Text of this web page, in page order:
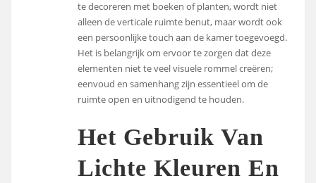
te decoreren met boeken of planten, wordt niet
alleen de verticale ruimte benut, maar wordt ook
een persoonlijke touch aan de kamer toegevoegd.
Het is belangrijk om ervoor te zorgen dat deze
elementen niet te veel visuele rommel creëren;
eenvoud en samenhang zijn essentieel om de
ruimte open en uitnodigend te houden.
Het Gebruik Van
Lichte Kleuren En